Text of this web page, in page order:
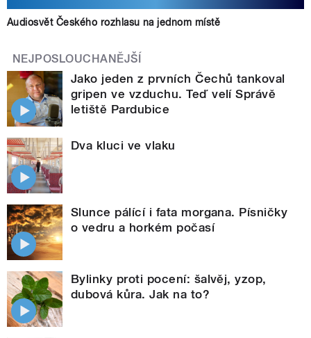
Audiosvět Českého rozhlasu na jednom místě
NEJPOSLOUCHANĚJŠÍ
Jako jeden z prvních Čechů tankoval
gripen ve vzduchu. Teď velí Správě
letiště Pardubice
Dva kluci ve vlaku
Slunce pálící i fata morgana. Písničky
o vedru a horkém počasí
Bylinky proti pocení: šalvěj, yzop,
dubová kůra. Jak na to?